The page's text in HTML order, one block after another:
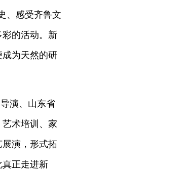
、感受齐鲁文
的活动。新
为天然的研
演、山东省
术培训、家
演，形式拓
真正走进新